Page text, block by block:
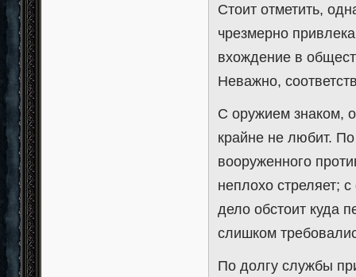
Стоит отметить,
чрезмерно
вхождение в
Неважно,
С оружием знаком,
крайне не любит.
вооруженного
неплохо стреляет;
дело обстоит куда
слишком
По долгу службы